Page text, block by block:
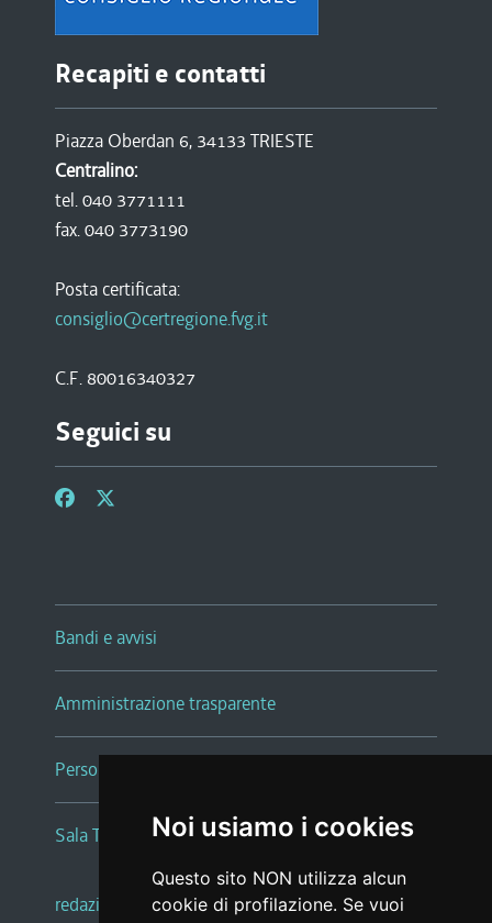
Noi usiamo i cookies
Questo sito NON utilizza alcun
cookie di profilazione. Se vuoi
Recapiti e contatti
Piazza Oberdan 6, 34133 TRIESTE
Centralino:
tel. 040 3771111
fax. 040 3773190
Posta certificata:
consiglio@certregione.fvg.it
C.F. 80016340327
Seguici su
Bandi e avvisi
Amministrazione trasparente
Persone e Uffici
Sala Tiziano Tessitori
redazione web |note legali |glossario